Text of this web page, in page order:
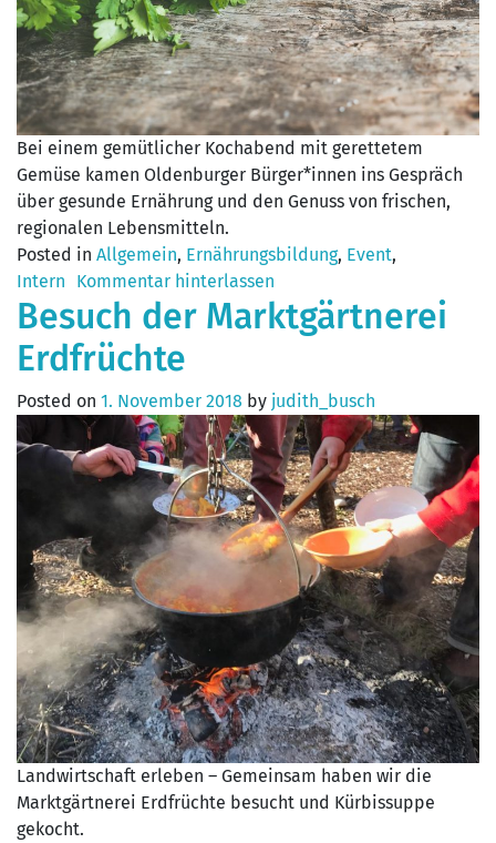
Bei einem gemütlicher Kochabend mit gerettetem
Gemüse kamen Oldenburger Bürger*innen ins Gespräch
über gesunde Ernährung und den Genuss von frischen,
regionalen Lebensmitteln.
Posted in Allgemein, Ernährungsbildung, Event,
Intern
Kommentar hinterlassen
Besuch der Marktgärtnerei
Erdfrüchte
Posted on 1. November 2018 by judith_busch
Landwirtschaft erleben – Gemeinsam haben wir die
Marktgärtnerei Erdfrüchte besucht und Kürbissuppe
gekocht.